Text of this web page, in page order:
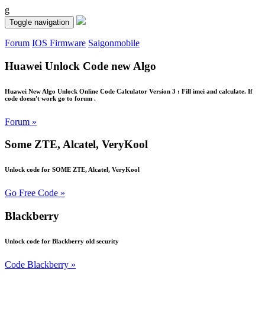
g
Toggle navigation
Forum IOS Firmware Saigonmobile
Huawei Unlock Code new Algo
Huawei New Algo Unlock Online Code Calculator Version 3 : Fill imei and calculate. If
code doesn't work go to forum .
Forum »
Some ZTE, Alcatel, VeryKool
Unlock code for SOME ZTE, Alcatel, VeryKool
Go Free Code »
Blackberry
Unlock code for Blackberry old security
Code Blackberry »